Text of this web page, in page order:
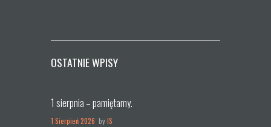
OSTATNIE WPISY
1 sierpnia – pamiętamy.
1 Sierpień 2026 byIS